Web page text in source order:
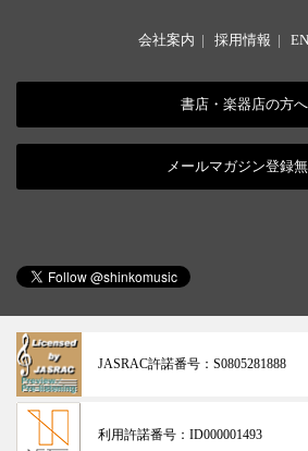
会社案内 | 採用情報 |
書店・楽器店の方へ
メールマガジン登録
JASRAC許諾番号： S0805281888
利用許諾番号： ID000001493